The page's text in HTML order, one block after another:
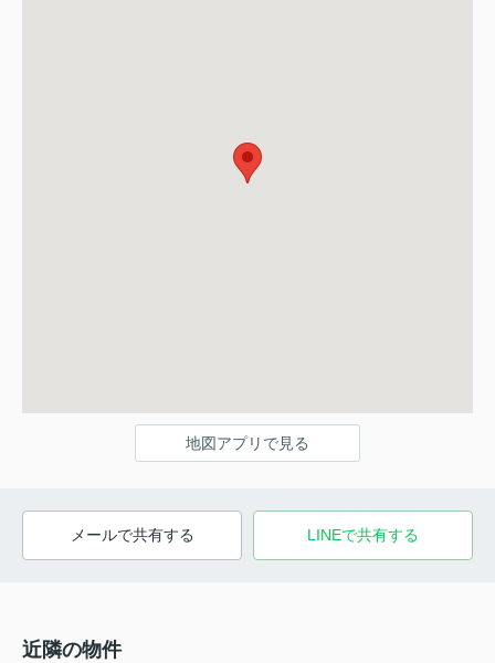
地図アプリで見る
メールで共有する LINEで共有する
近隣の物件